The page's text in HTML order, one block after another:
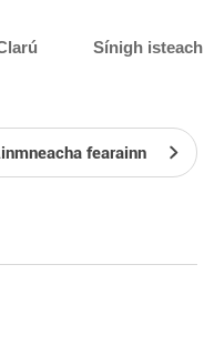
Sínigh isteach
fearainn